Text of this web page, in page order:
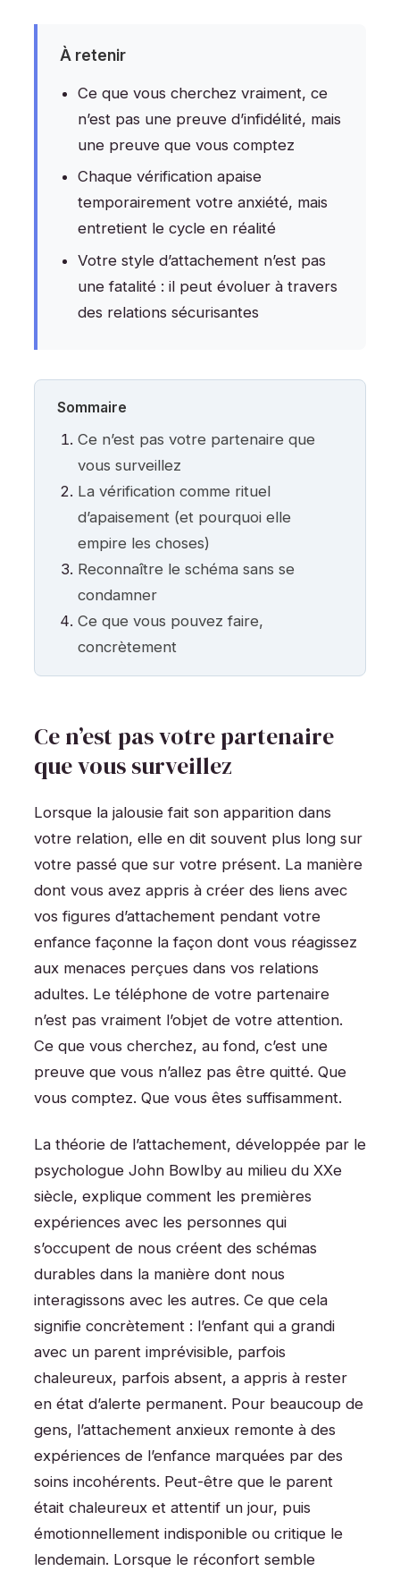
À retenir
Ce que vous cherchez vraiment, ce
n’est pas une preuve d’infidélité, mais
une preuve que vous comptez
Chaque vérification apaise
temporairement votre anxiété, mais
entretient le cycle en réalité
Votre style d’attachement n’est pas
une fatalité : il peut évoluer à travers
des relations sécurisantes
Sommaire
Ce n’est pas votre partenaire que
vous surveillez
La vérification comme rituel
d’apaisement (et pourquoi elle
empire les choses)
Reconnaître le schéma sans se
condamner
Ce que vous pouvez faire,
concrètement
Ce n’est pas votre partenaire
que vous surveillez
Lorsque la jalousie fait son apparition dans
votre relation, elle en dit souvent plus long sur
votre passé que sur votre présent. La manière
dont vous avez appris à créer des liens avec
vos figures d’attachement pendant votre
enfance façonne la façon dont vous réagissez
aux menaces perçues dans vos relations
adultes. Le téléphone de votre partenaire
n’est pas vraiment l’objet de votre attention.
Ce que vous cherchez, au fond, c’est une
preuve que vous n’allez pas être quitté. Que
vous comptez. Que vous êtes suffisamment.
La théorie de l’attachement, développée par le
psychologue John Bowlby au milieu du XXe
siècle, explique comment les premières
expériences avec les personnes qui
s’occupent de nous créent des schémas
durables dans la manière dont nous
interagissons avec les autres. Ce que cela
signifie concrètement : l’enfant qui a grandi
avec un parent imprévisible, parfois
chaleureux, parfois absent, a appris à rester
en état d’alerte permanent. Pour beaucoup de
gens, l’attachement anxieux remonte à des
expériences de l’enfance marquées par des
soins incohérents. Peut-être que le parent
était chaleureux et attentif un jour, puis
émotionnellement indisponible ou critique le
lendemain. Lorsque le réconfort semble